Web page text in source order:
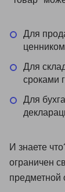
Для
ценником
Для
сроками
Для
И знаете
ограничен
предметной